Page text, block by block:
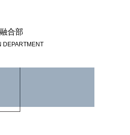
融合部
DEPARTMENT